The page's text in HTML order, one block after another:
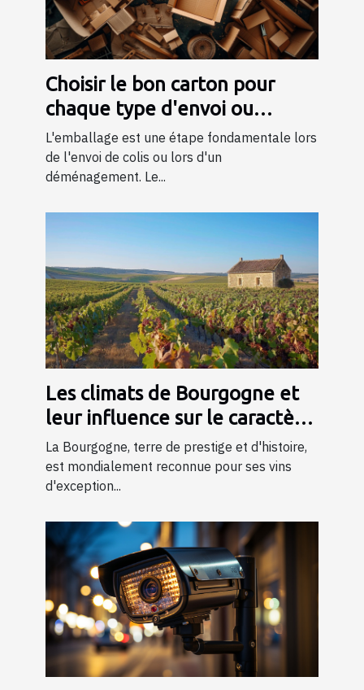
Choisir le bon carton pour
chaque type d'envoi ou
déménagement
L'emballage est une étape fondamentale lors
de l'envoi de colis ou lors d'un
déménagement. Le...
Les climats de Bourgogne et
leur influence sur le caractère
du vin
La Bourgogne, terre de prestige et d'histoire,
est mondialement reconnue pour ses vins
d'exception...